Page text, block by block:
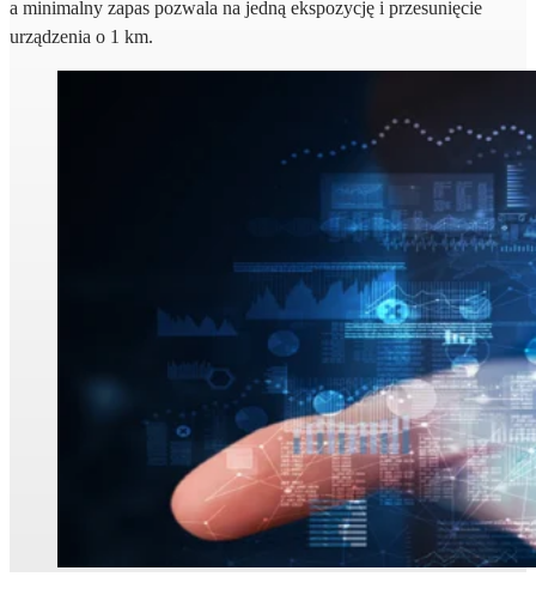
a minimalny zapas pozwala na jedną ekspozycję i przesunięcie
urządzenia o 1 km.